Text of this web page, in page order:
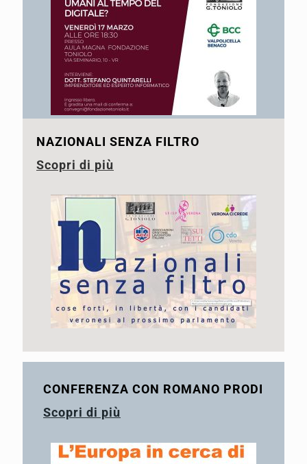
NAZIONALI SENZA FILTRO
Scopri di più
CONFERENZA CON ROMANO PRODI
Scopri di più